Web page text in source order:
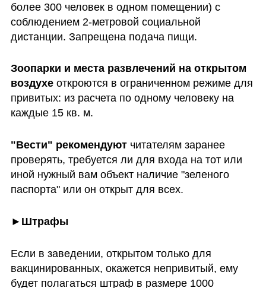
более 300 человек в одном помещении) с
соблюдением 2-метровой социальной
дистанции. Запрещена подача пищи.
Зоопарки и места развлечений на открытом
воздухе откроются в ограниченном режиме для
привитых: из расчета по одному человеку на
каждые 15 кв. м.
"Вести" рекомендуют читателям заранее
проверять, требуется ли для входа на тот или
иной нужный вам объект наличие "зеленого
паспорта" или он открыт для всех.
►Штрафы
Если в заведении, открытом только для
вакцинированных, окажется непривитый, ему
будет полагаться штраф в размере 1000